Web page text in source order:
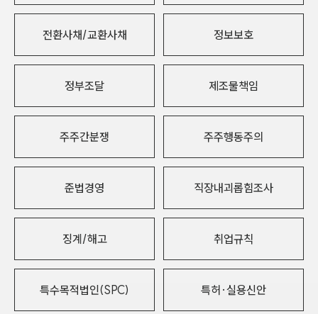
전환사채/교환사채 정보보호
정부조달 제조물책임
주주간분쟁 주주행동주의
준법경영 직장내괴롭힘조사
징계/해고 취업규칙
특수목적법인(SPC) 특허·실용신안